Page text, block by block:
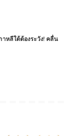
หลีใต้ต้องระวัง! คลื่น